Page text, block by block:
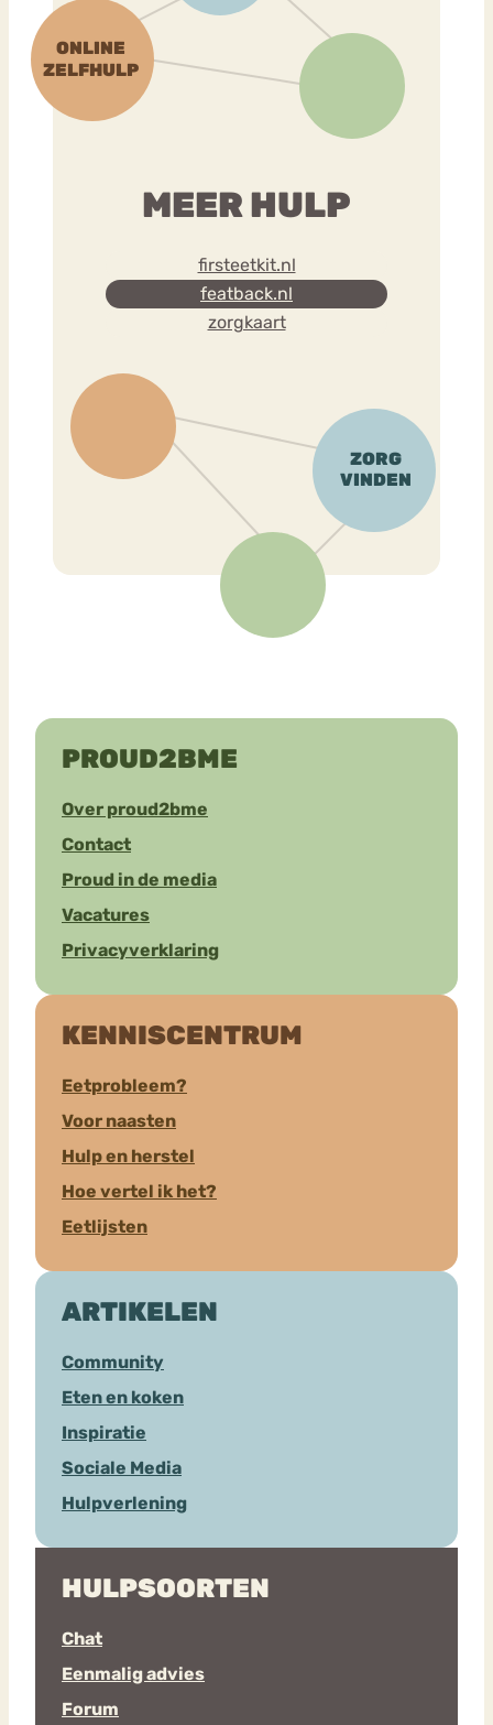
MEER HULP
firsteetkit.nl
featback.nl
zorgkaart
PROUD2BME
Over proud2bme
Contact
Proud in de media
Vacatures
Privacyverklaring
KENNISCENTRUM
Eetprobleem?
Voor naasten
Hulp en herstel
Hoe vertel ik het?
Eetlijsten
ARTIKELEN
Community
Eten en koken
Inspiratie
Sociale Media
Hulpverlening
HULPSOORTEN
Chat
Eenmalig advies
Forum